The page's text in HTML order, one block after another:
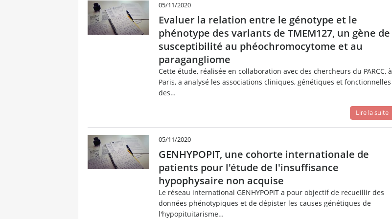
05/11/2020
Evaluer la relation entre le génotype et le
phénotype des variants de TMEM127, un gène de
susceptibilité au phéochromocytome et au
paragangliome
Cette étude, réalisée en collaboration avec des chercheurs du PARCC, à
Paris, a analysé les associations cliniques, génétiques et fonctionnelles
des…
Lire la suite
05/11/2020
GENHYPOPIT, une cohorte internationale de
patients pour l'étude de l'insuffisance
hypophysaire non acquise
Le réseau international GENHYPOPIT a pour objectif de recueillir des
données phénotypiques et de dépister les causes génétiques de
l'hypopituitarisme…